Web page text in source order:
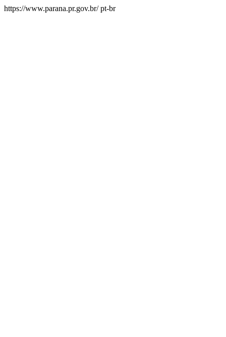
https://www.parana.pr.gov.br/pt-br